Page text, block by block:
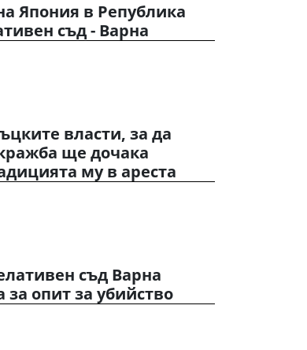
Япония в Република
съд - Варна
власти, за да
ще дочака
му в ареста
съд Варна
опит за убийство